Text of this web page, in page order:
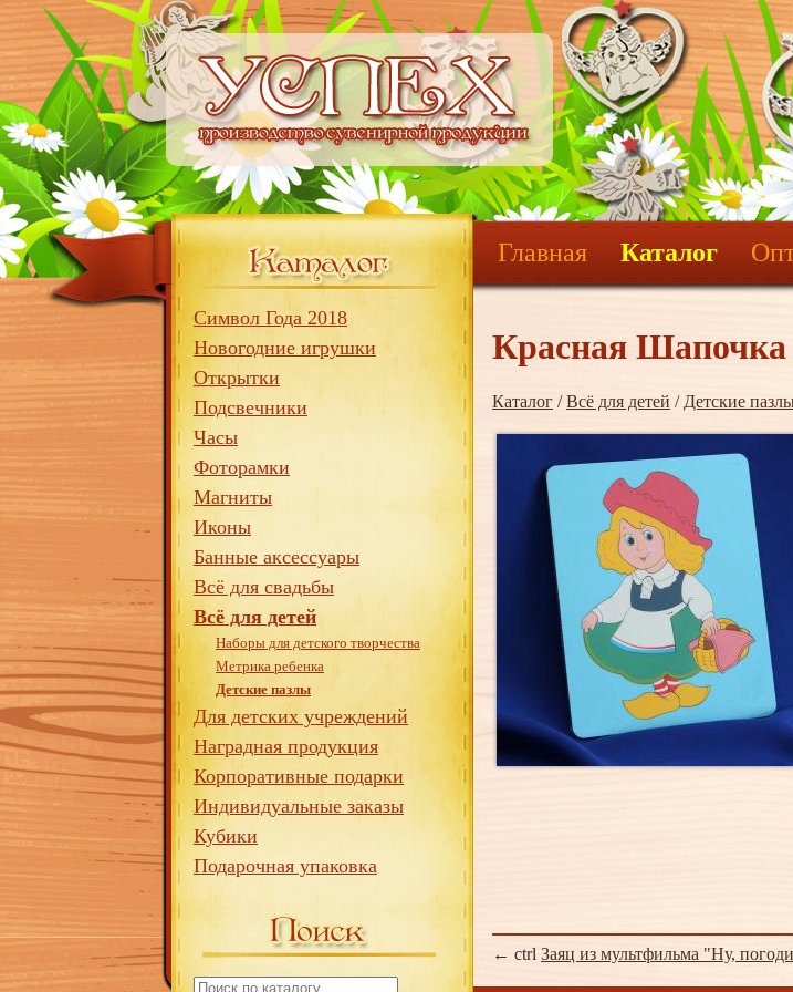
Символ Года 2018
Новогодние игрушки
Открытки
Подсвечники
Часы
Фоторамки
Магниты
Иконы
Банные аксессуары
Всё для свадьбы
Всё для детей
Наборы для детского творчества
Метрика ребенка
Детские пазлы
Для детских учреждений
Наградная продукция
Корпоративные подарки
Индивидуальные заказы
Кубики
Подарочная упаковка
Главная Каталог
Красная Шапочка
Каталог /Всё для детей / Детские
← ctrl Заяц из мультфильма "Ну,